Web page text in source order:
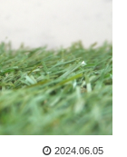
2024.06.05